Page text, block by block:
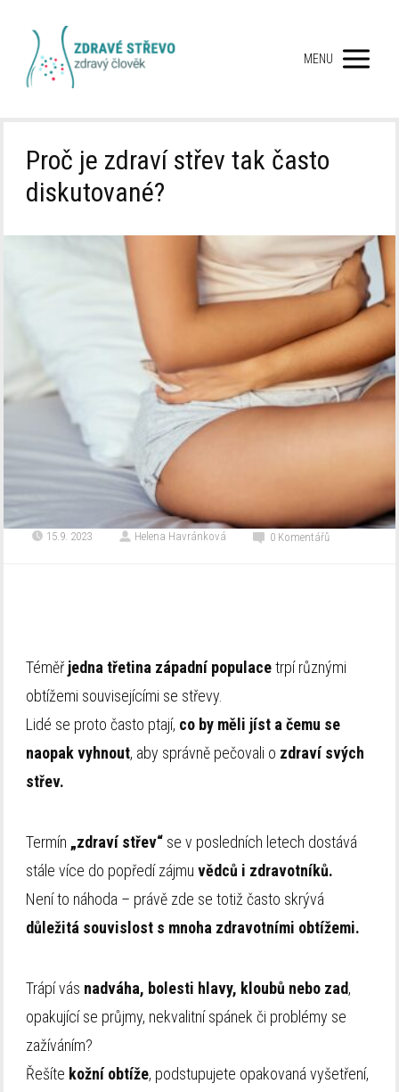
MENU
Proč je zdraví střev tak často
diskutované?
15.9. 2023 Helena Havránková 0 Komentářů
Téměř jedna třetina západní populacetrpí různými
obtížemi souvisejícími se střevy.
Lidé se proto často ptají, co by měli jíst a čemu se
naopak vyhnout, aby správně pečovali o zdraví svých
střev.
Termín „zdraví střev“ se v posledních letech dostává
stále více do popředí zájmuvědců i zdravotníků.
Není to náhoda – právě zde se totiž často skrývá
důležitá souvislost s mnoha zdravotními obtížemi.
Trápí vás nadváha, bolesti hlavy, kloubů nebo zad,
opakující se průjmy, nekvalitní spánek či problémy se
zažíváním?
Řešíte kožní obtíže, podstupujete opakovaná vyšetření,